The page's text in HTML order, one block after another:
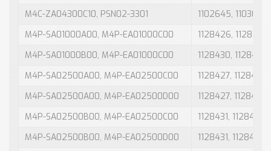
M4C-ZA04300C10, PSN02-3301
1102645, 1103067
M4P-SA01000A00, M4P-EA01000C00
1128426, 1128434
M4P-SA01000B00, M4P-EA01000C00
1128430, 1128434
M4P-SA02500A00, M4P-EA02500C00
1128427, 1128435
M4P-SA02500A00, M4P-EA02500D00
1128427, 1128438
M4P-SA02500B00, M4P-EA02500C00
1128431, 1128435
M4P-SA02500B00, M4P-EA02500D00
1128431, 1128438